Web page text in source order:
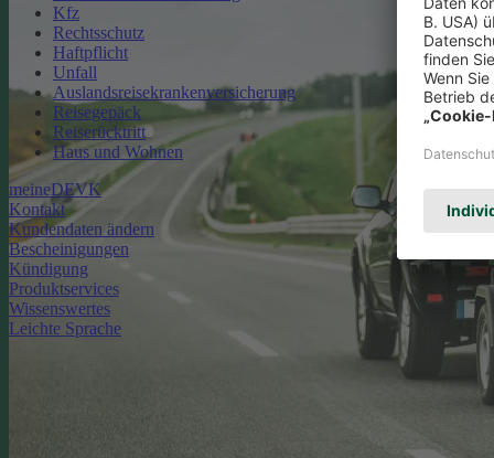
Kfz
Rechtsschutz
Haftpflicht
Unfall
Auslandsreisekrankenversicherung
Reisegepäck
Reiserücktritt
Haus und Wohnen
meineDEVK
Kontakt
Kundendaten ändern
Bescheinigungen
Kündigung
Produktservices
Wissenswertes
Leichte Sprache